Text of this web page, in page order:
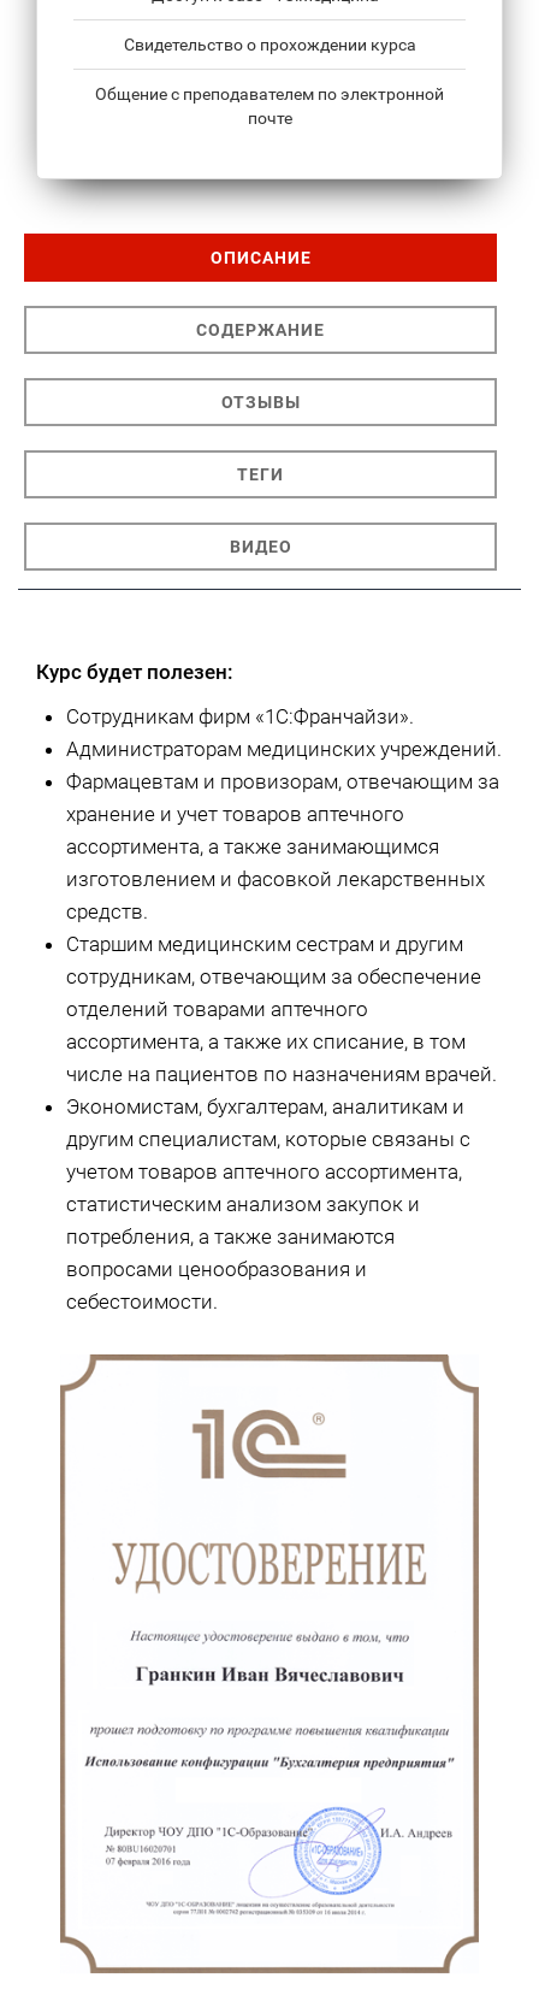
Свидетельство о прохождении курса
Общение с преподавателем по электронной
почте
ОПИСАНИЕ
СОДЕРЖАНИЕ
ОТЗЫВЫ
ТЕГИ
ВИДЕО
Курс будет полезен:
Сотрудникам фирм «1С:Франчайзи».
Администраторам медицинских учреждений.
Фармацевтам и провизорам, отвечающим за
хранение и учет товаров аптечного
ассортимента, а также занимающимся
изготовлением и фасовкой лекарственных
средств.
Старшим медицинским сестрам и другим
сотрудникам, отвечающим за обеспечение
отделений товарами аптечного
ассортимента, а также их списание, в том
числе на пациентов по назначениям врачей.
Экономистам, бухгалтерам, аналитикам и
другим специалистам, которые связаны с
учетом товаров аптечного ассортимента,
статистическим анализом закупок и
потребления, а также занимаются
вопросами ценообразования и
себестоимости.